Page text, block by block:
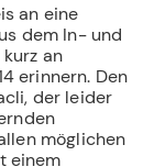
an eine
dem In- und
an
erinnern. Den
der leider
möglichen
einem